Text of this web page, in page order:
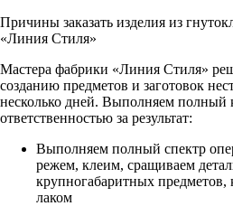
Причины заказать изделия из
«Линия Стиля»
Мастера фабрики «Линия Стиля»
созданию предметов и заготовок
несколько дней. Выполняем полный
ответственностью за результат:
Выполняем полный спектр
режем, клеим, сращиваем
крупногабаритных предметов,
лаком